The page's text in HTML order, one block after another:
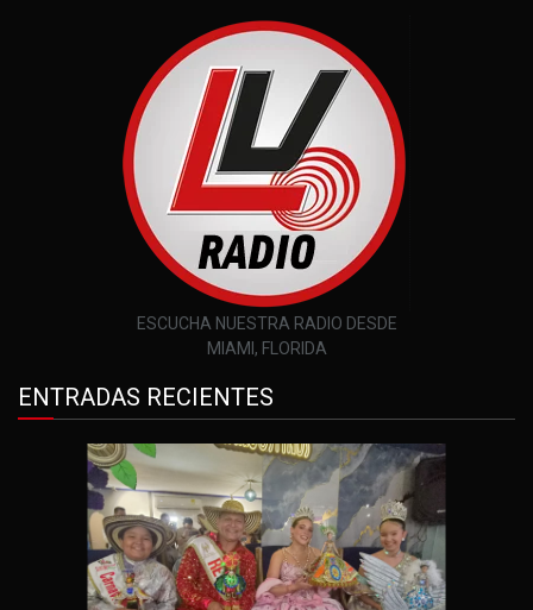
ESCUCHA NUESTRA RADIO DESDE
MIAMI, FLORIDA
ENTRADAS RECIENTES